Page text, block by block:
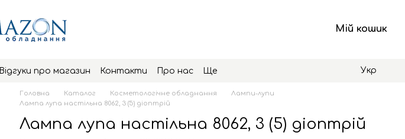
Мій кошик
Відгуки про магазин Контакти Про нас Ще Укр
Головна Каталог Косметологічне обладнання
Лампи-лупи
Лампа лупа настільна 8062, 3 (5) діоптрій
Лампа лупа настільна 8062, 3 (5) діоптрій